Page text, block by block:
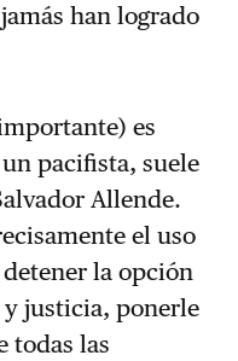
han logrado
es
pacifista, suele
Allende.
el uso
la opción
justicia, ponerle
todas las